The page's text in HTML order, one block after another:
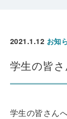
2021.1.12 お知
学生の皆
学生の皆さん